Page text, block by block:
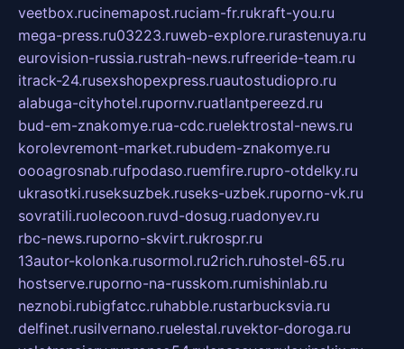
veetbox.rucinemapost.ruciam-fr.rukraft-you.ru
mega-press.ru03223.ruweb-explore.rurastenuya.ru
eurovision-russia.rustrah-news.rufreeride-team.ru
itrack-24.rusexshopexpress.ruautostudiopro.ru
alabuga-cityhotel.rupornv.ruatlantpereezd.ru
bud-em-znakomye.rua-cdc.ruelektrostal-news.ru
korolevremont-market.rubudem-znakomye.ru
oooagrosnab.rufpodaso.ruemfire.rupro-otdelky.ru
ukrasotki.ruseksuzbek.ruseks-uzbek.ruporno-vk.ru
sovratili.ruolecoon.ruvd-dosug.ruadonyev.ru
rbc-news.ruporno-skvirt.rukrospr.ru
13autor-kolonka.rusormol.ru2rich.ruhostel-65.ru
hostserve.ruporno-na-russkom.rumishinlab.ru
neznobi.rubigfatcc.ruhabble.rustarbucksvia.ru
delfinet.rusilvernano.ruelestal.ruvektor-doroga.ru